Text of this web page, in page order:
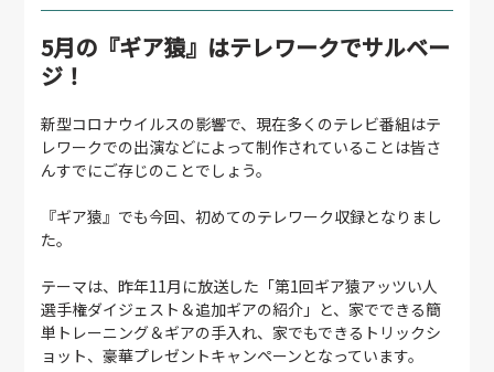
5月の『ギア猿』はテレワークでサルベー
ジ！
新型コロナウイルスの影響で、現在多くのテレビ番組はテ
レワークでの出演などによって制作されていることは皆さ
んすでにご存じのことでしょう。
『ギア猿』でも今回、初めてのテレワーク収録となりまし
た。
テーマは、昨年11月に放送した「第1回ギア猿アッツい人
選手権ダイジェスト＆追加ギアの紹介」と、家でできる簡
単トレーニング＆ギアの手入れ、家でもできるトリックシ
ョット、豪華プレゼントキャンペーンとなっています。